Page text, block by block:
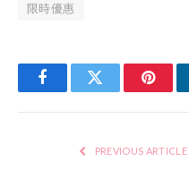
限時優惠
FacebookTwitter
PREVIOUS ARTICLE